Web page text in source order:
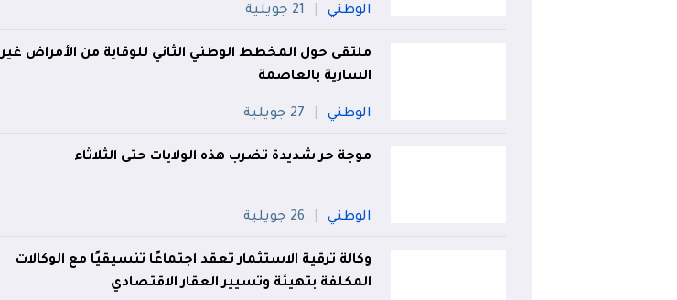
الوطني 21 جويلية
ملتقى حول المخطط الوطني الثاني للوقاية من الأمراض غير
السارية بالعاصمة
الوطني 27 جويلية
موجة حر شديدة تضرب هذه الولايات حتى الثلاثاء
الوطني 26 جويلية
وكالة ترقية الاستثمار تعقد اجتماعًا تنسيقيًا مع الوكالات
المكلفة بتهيئة وتسيير العقار الاقتصادي